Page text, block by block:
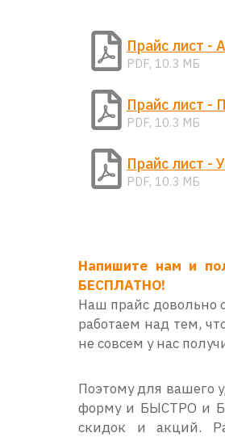
Прайс лист -
PDF, 10.3 МБ
Прайс лист -
PDF, 10.3 МБ
Прайс лист -
PDF, 10.3 МБ
Напишите нам и
БЕСПЛАТНО!
Наш прайс довольно
работаем над тем,
не совсем у нас
Поэтому для вашего
форму и БЫСТРО и
скидок и акций.